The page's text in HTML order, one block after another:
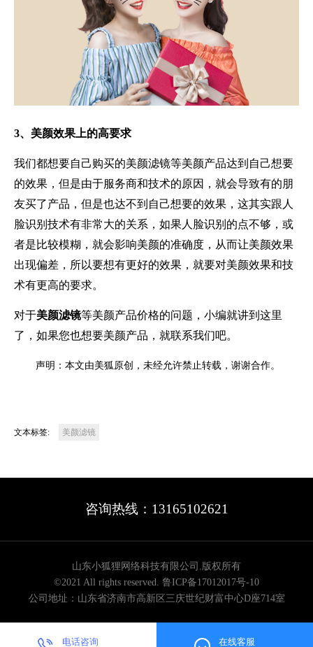
3、美颜效果上的高要求
我们都想要自己购买的美颜滤镜等美颜产品达到自己想要
的效果，但是由于服务商和技术的原因，就会导致有的朋
友买了产品，但是也达不到自己想要的效果，这其实跟人
脸识别技术有非常大的关系，如果人脸识别的点不够，或
者是比较模糊，就会影响美颜的准确度，从而让美颜效果
出现偏差，所以要想有更好的效果，就要对美颜效果和技
术有更高的要求。
对于美颜滤镜等美颜产品价格的问题，小编就讲到这里
了，如果您也想要美颜产品，就联系我们吧。
声明：本文由美狐原创，未经允许禁止转载，谢谢合作。
文本标签: 美颜滤镜
咨询热线：13165102621
山东小狐狸网络科技有限公司.版权所有
©2021 All rights reserved. 鲁ICP备17012017号-10
公司地址：山东省济南市高新区三庆世纪财富中心D座714室
电话咨询 在线客服